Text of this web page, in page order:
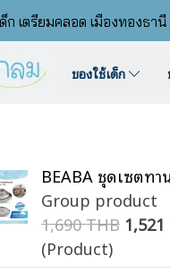
ด็ก เตรียมคลอด เมืองทองธา
ของใช้เด็ก
BEABA ชุดเซตท
Group product
1,690 THB
(Product)